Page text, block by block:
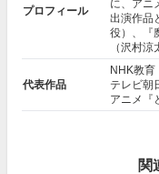
プロフィール
に、アニ
出演作品
役）、『
（沢村
代表作品
NHK教育
テレビ朝
アニメ『
関